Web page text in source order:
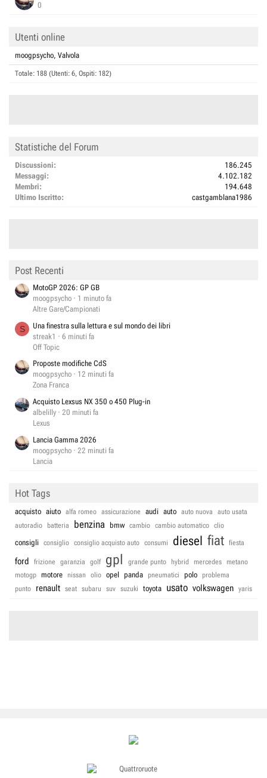
0
Utenti online
moogpsycho Valvola
Totale: 188 (Utenti: 6, Ospiti: 182)
Statistiche del Forum
Discussioni
186.245
Messaggi
4.102.182
Membri
194.648
Ultimo Iscritto
castgamblana1986
Post Recenti
MotoGP 2026: GP GB
moogpsycho
1 minuto fa
Altre Gare/Campionati
S
Una finestra sulla lettura e sul mondo dei libri
streak1
6 minuti fa
Off Topic
Proposte modifiche CdS
moogpsycho
12 minuti fa
Zona Franca
Acquisto Lexsus NX 350 o 450 Plug-in
albelilly
20 minuti fa
Lexus
Lancia Gamma 2026
moogpsycho
22 minuti fa
Lancia
Hot Tags
acquisto aiuto alfa romeo assicurazione audi auto auto nuova
auto usata
autoradio
batteria benzina bmw cambio cambio automatico clio
consigli consiglio consiglio acquisto auto consumi diesel fiat fiesta
ford frizione garanzia golf gpl grande punto hybrid mercedes
metano
motogp
motore nissan olio opel panda pneumatici polo
problema
punto
renault seat subaru suv suzuki toyota usato volkswagen yaris